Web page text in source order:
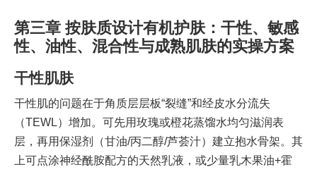
第三章 按肤质设计有机护肤：干性、敏感
性、油性、混合性与成熟肌肤的实操方案
干性肌肤
干性肌的问题在于角质层层板“裂缝”和经皮水分流失
（TEWL）增加。可先用玫瑰或橙花蒸馏水均匀滋润表
层，再用保湿剂（甘油/丙二醇/芦荟汁）建立抱水骨架。其
上可点涂神经酰胺配方的天然乳液，或少量乳木果油+霍